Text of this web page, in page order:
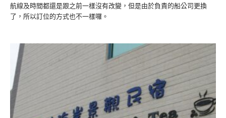
航線及時間都還是跟之前一樣沒有改變，但是由於負責的船公司更換
了，所以訂位的方式也不一樣囉。